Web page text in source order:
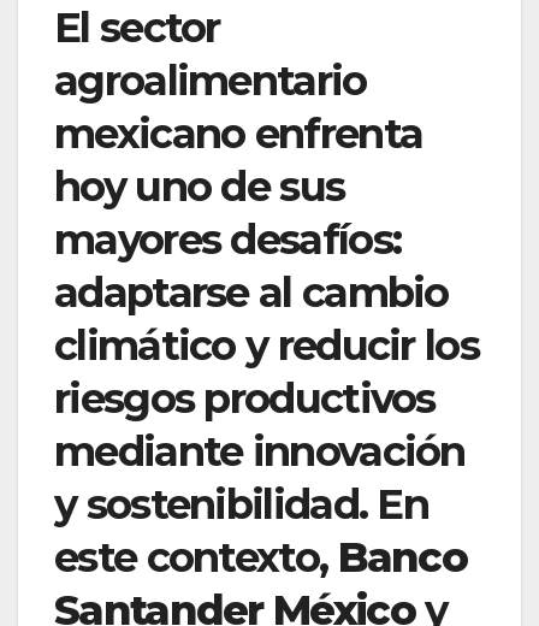
El sector
agroalimentario
mexicano enfrenta
hoy uno de sus
mayores desafíos:
adaptarse al cambio
climático y reducir los
riesgos productivos
mediante innovación
y sostenibilidad. En
este contexto, Banco
Santander Méxicoy